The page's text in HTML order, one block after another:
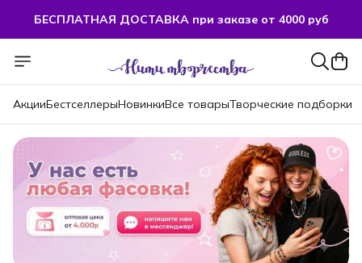
БЕСПЛАТНАЯ ДОСТАВКА при заказе от 4000 руб
БЕСПЛАТНАЯ ДОСТАВКА при заказе от 4000 руб
АкцииБестселлерыНовинкиВсе товарыТворческие подборки